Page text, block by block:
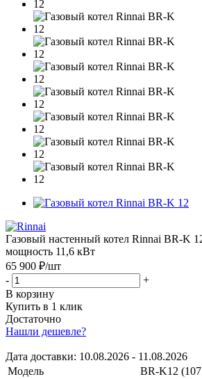
Газовый настенный котел Rinnai BR-K
мощность 11,6 кВт
65 900 ₽/шт
-
+
В корзину
Купить в 1 клик
Достаточно
Нашли дешевле?
Дата доставки: 10.08.2026 - 11.08.2026
Модель
BR-K12